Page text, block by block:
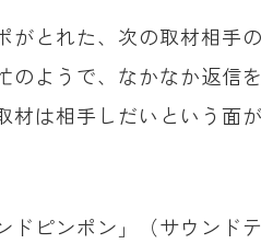
とれた、次の取材相手
ようで、なかなか返信
は相手しだいという面
ピンポン」（サウンド